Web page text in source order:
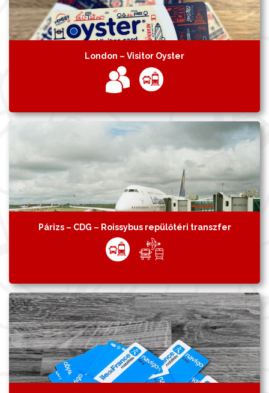
London – Visitor Oyster
Párizs – CDG – Roissybus repülőtéri transzfer